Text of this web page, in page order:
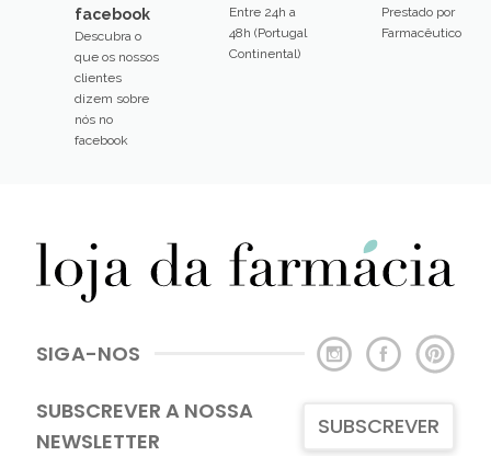
facebook
Descubra o
que os nossos
clientes
dizem sobre
nós no
facebook
Entre 24h a
48h (Portugal
Continental)
Prestado por
Farmacêutico
SIGA-NOS
SUBSCREVER A NOSSA
NEWSLETTER
SUBSCREVER